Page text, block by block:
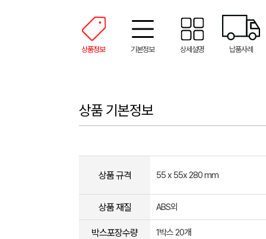
상품정보 기본정보 상세설명 납품사례
상품 기본정보
상품 규격 55 x 55x 280 mm
상품 재질 ABS외
박스포장수량 1박스 20개